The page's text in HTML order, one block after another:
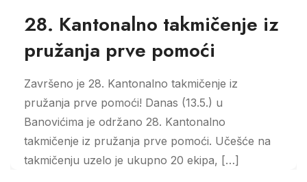
28. Kantonalno takmičenje iz
pružanja prve pomoći
Završeno je 28. Kantonalno takmičenje iz
pružanja prve pomoći! Danas (13.5.) u
Banovićima je održano 28. Kantonalno
takmičenje iz pružanja prve pomoći. Učešće na
takmičenju uzelo je ukupno 20 ekipa, […]